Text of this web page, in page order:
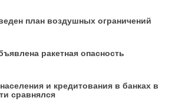
план воздушных ограничений
ракетная опасность
и кредитования в банках в
сравнялся